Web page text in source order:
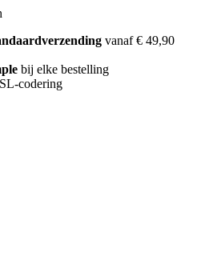
vanaf € 49,90
bij elke bestelling
codering